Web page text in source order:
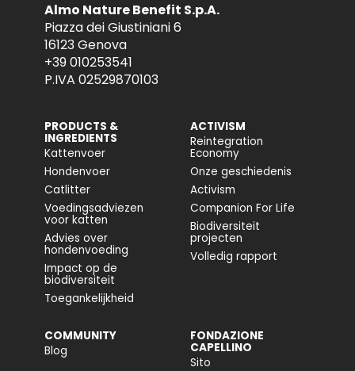
Almo Nature Benefit S.p.A.
Piazza dei Giustiniani 6
16123 Genova
+39 010253541
P.IVA 02529870103
PRODUCTS &
INGREDIENTS
Kattenvoer
Hondenvoer
Catlitter
Voedingsadviezen
voor katten
Advies over
hondenvoeding
Impact op de
biodiversiteit
Toegankelijkheid
ACTIVISM
Reintegration
Economy
Onze geschiedenis
Activism
Companion For Life
Biodiversiteit
projecten
Volledig rapport
COMMUNITY
Blog
FONDAZIONE
CAPELLINO
Sito